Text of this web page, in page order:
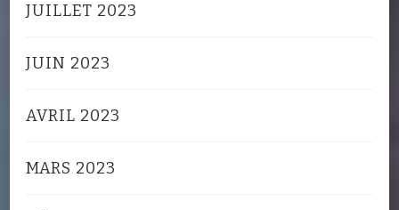
JUILLET 2023
JUIN 2023
AVRIL 2023
MARS 2023